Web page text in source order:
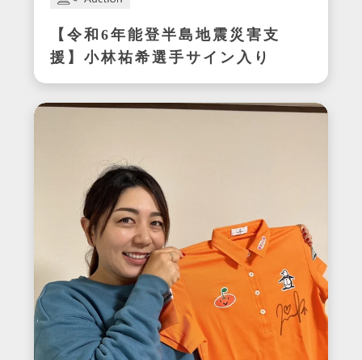
【令和6年能登半島地震災害支
援】小林祐希選手サイン入り
スパイク